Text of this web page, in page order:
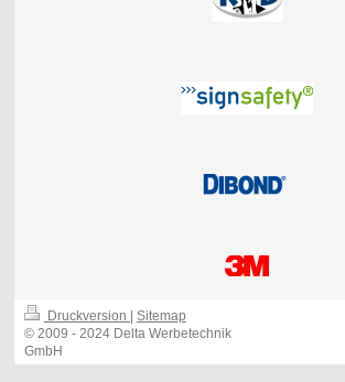
Druckversion | Sitemap
© 2009 - 2024 Delta Werbetechnik
GmbH